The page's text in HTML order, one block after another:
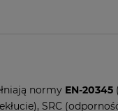
normy EN-20345
SRC